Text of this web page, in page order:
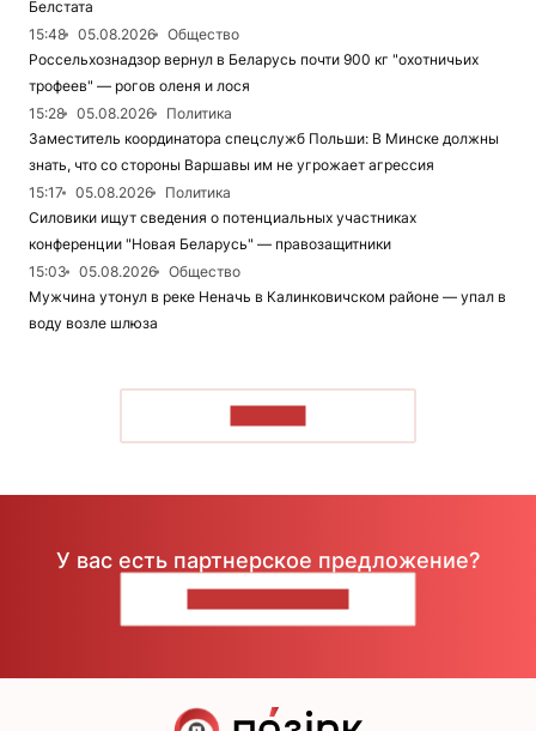
Белстата
15:48
05.08.2026
Общество
Россельхознадзор вернул в Беларусь почти 900 кг "охотничьих
трофеев" — рогов оленя и лося
15:28
05.08.2026
Политика
Заместитель координатора спецслужб Польши: В Минске должны
знать, что со стороны Варшавы им не угрожает агрессия
15:17
05.08.2026
Политика
Силовики ищут сведения о потенциальных участниках
конференции "Новая Беларусь" — правозащитники
15:03
05.08.2026
Общество
Мужчина утонул в реке Неначь в Калинковичском районе — упал в
воду возле шлюза
У вас есть партнерское предложение?